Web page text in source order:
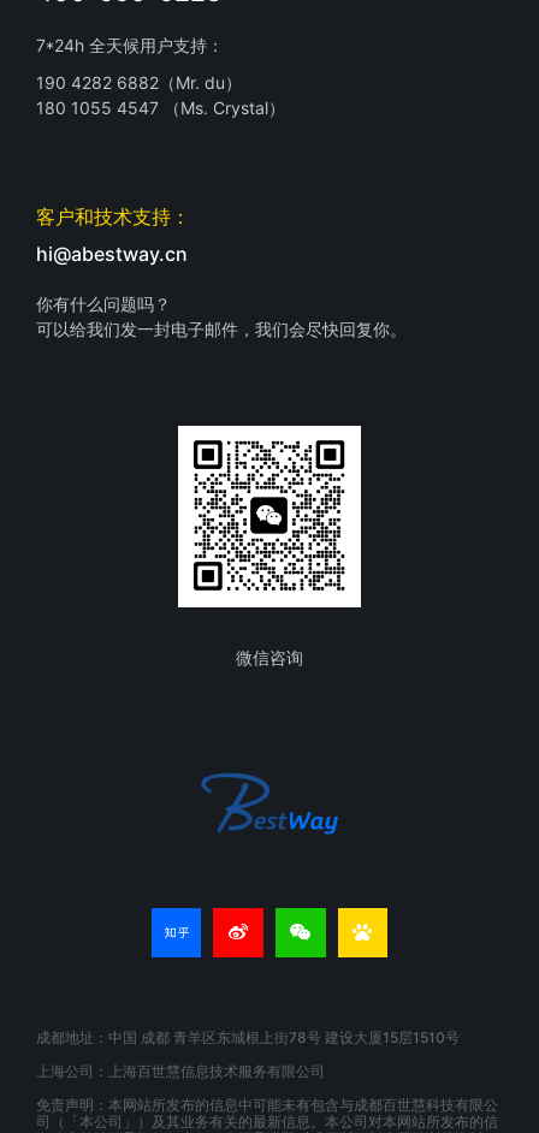
7*24h 全天候用户支持：
190 4282 6882（Mr. du）
180 1055 4547 （Ms. Crystal）
客户和技术支持：
hi@abestway.cn
你有什么问题吗？
可以给我们发一封电子邮件，我们会尽快回复你。
微信咨询
成都地址：中国 成都 青羊区东城根上街78号 建设大厦15层1510号
上海公司：上海百世慧信息技术服务有限公司
免责声明：本网站所发布的信息中可能未有包含与成都百世慧科技有限公
司（「本公司」）及其业务有关的最新信息。本公司对本网站所发布的信